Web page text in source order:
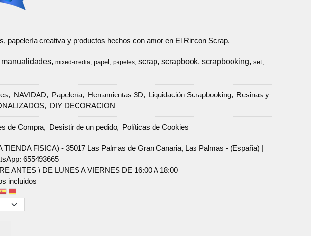
papelería creativa y productos hechos con amor en El Rincon Scrap.
manualidades mixed-media papel papeles scrap scrapbook scrapbooking set
NAVIDAD Papelería Herramientas 3D Liquidación Scrapbooking
Resinas y
DIY DECORACION
de Compra Desistir de un pedido Políticas de Cookies
FISICA) - 35017 Las Palmas de Gran Canaria, Las Palmas - (España) |
655493665
ANTES ) DE LUNES A VIERNES DE 16:00 A 18:00
incluidos